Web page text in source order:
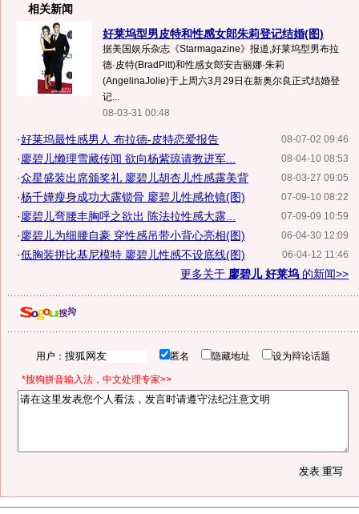
相关新闻
好莱坞型男皮特和性感女郎朱莉登记结婚(图)
据美国娱乐杂志《Starmagazine》报道,好莱坞型男布拉
德·皮特(BradPitt)和性感女郎安吉丽娜·朱莉
(AngelinaJolie)于上周六3月29日在新奥尔良正式结婚登
记...
08-03-31 00:48
08-07-02 09:46
·好莱坞最性感男人 布拉德-皮特恋爱报告
08-04-10 08:53
·廖碧儿懒理雪藏传闻 欲向杨紫琼请教进军...
08-03-27 09:05
·众星盛装出席颁奖礼 廖碧儿胡杏儿性感露美背
07-09-10 08:22
·杨千嬅瘦身成功大露锁骨 廖碧儿性感抢镜(图)
07-09-09 10:59
·廖碧儿弯腰丰胸呼之欲出 陈法拉性感大露...
06-04-30 12:09
·廖碧儿为细腰自豪 穿性感吊带小背心亮相(图)
06-04-12 11:46
·低胸装拼比基尼模特 廖碧儿性感不设底线(图)
更多关于 廖碧儿 好莱坞 的新闻>>
用户： 匿名 隐藏地址 设为辩论话题
*搜狗拼音输入法，中文处理专家>>